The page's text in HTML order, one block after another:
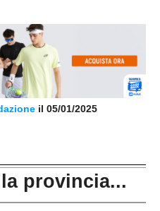
il 05/01/2025
provincia...